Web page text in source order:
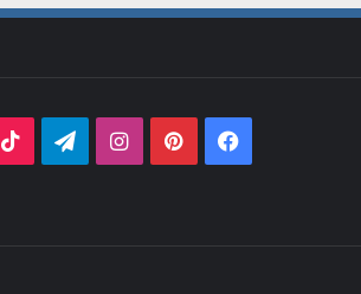
فيسبوكبينتيريستانستقرامتيلقرام